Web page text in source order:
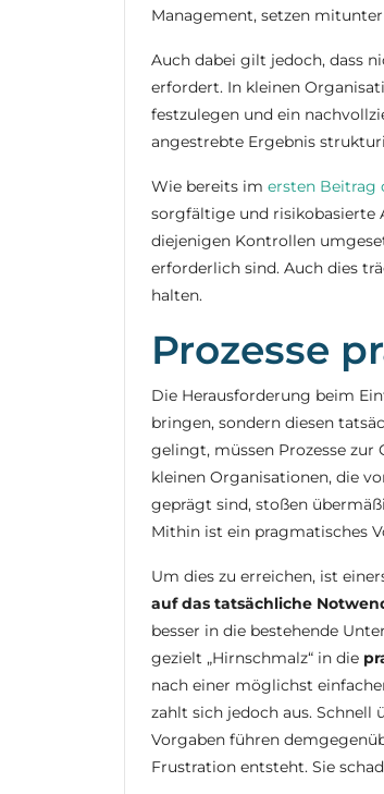
Management, setzen
Auch dabei gilt jedoch, dass
erfordert. In kleinen
festzulegen und ein
angestrebte Ergebnis
Wie bereits im ersten Beitrag
sorgfältige und risikobasierte
diejenigen Kontrollen
erforderlich sind. Auch dies
halten.
Prozesse
Die Herausforderung beim
bringen, sondern diesen
gelingt, müssen Prozesse zur
kleinen Organisationen, die
geprägt sind, stoßen
Mithin ist ein pragmatisches
Um dies zu erreichen, ist
auf das tatsächliche
besser in die bestehende
gezielt „Hirnschmalz“ in die
nach einer möglichst
zahlt sich jedoch aus.
Vorgaben führen
Frustration entsteht. Sie